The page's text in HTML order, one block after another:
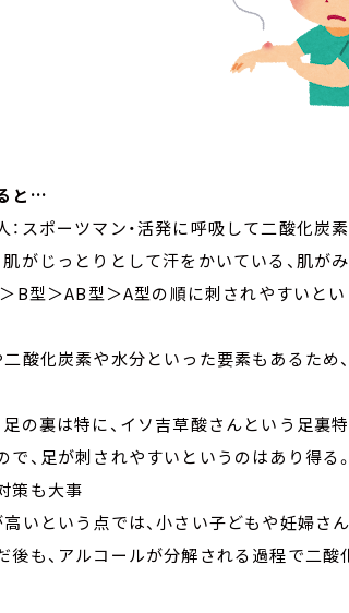
と…
：スポーツマン・活発に呼吸して二酸化炭
肌がじっとりとして汗をかいている、肌が
＞B型＞AB型＞A型の順に刺されやすいと
酸化炭素や水分といった要素もあるため
足の裏は特に、イソ吉草酸さんという足裏
で、足が刺されやすいというのはあり得る
策も大事
高いという点では、小さい子どもや妊婦さ
後も、アルコールが分解される過程で二酸